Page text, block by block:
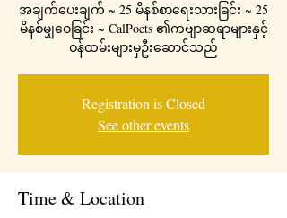
အချက်ပေးချက် ~ 25 မိနစ်စာရေးသားခြင်း ~ 25
မိနစ်မျှဝေခြင်း ~ CalPoets ၏ကဗျာဆရာများနှင့်
ဝန်ထမ်းများမှဦးဆောင်သည်
Registration is Closed
See other events
Time & Location